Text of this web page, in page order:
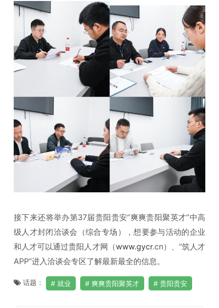
接下来还将举办第37届贵阳贵安“爽爽贵阳聚英才”中高
级人才封闭洽谈会（综合专场），想要参与活动的企业
和人才可以通过贵阳人才网（www.gycr.cn）、“筑人才
APP”进入洽谈会专区了解最新最全的信息。
话题： 就业 爽爽贵阳聚英才 贵阳贵安